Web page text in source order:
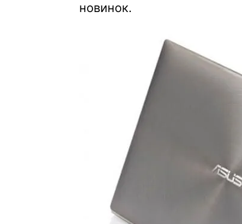
новинок.